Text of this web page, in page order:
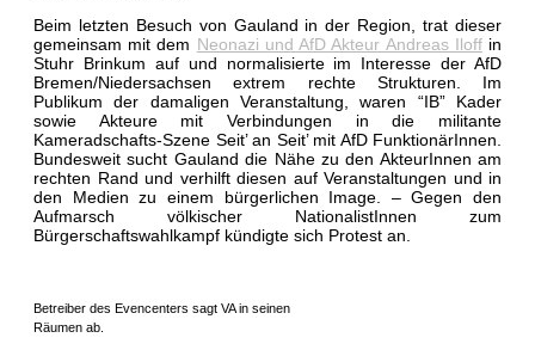
Beim letzten Besuch von Gauland in der Region, trat dieser
gemeinsam mit dem Neonazi und AfD Akteur Andreas Iloffin
Stuhr Brinkum auf und normalisierte im Interesse der AfD
Bremen/Niedersachsen extrem rechte Strukturen. Im
Publikum der damaligen Veranstaltung, waren “IB” Kader
sowie Akteure mit Verbindungen in die militante
Kameradschafts-Szene Seit’ an Seit’ mit AfD FunktionärInnen.
Bundesweit sucht Gauland die Nähe zu den AkteurInnen am
rechten Rand und verhilft diesen auf Veranstaltungen und in
den Medien zu einem bürgerlichen Image. –Gegen den
Aufmarsch völkischer NationalistInnen zum
Bürgerschaftswahlkampf kündigte sich Protest an.
Betreiber des Evencenters sagt VA in seinen
Räumen ab.